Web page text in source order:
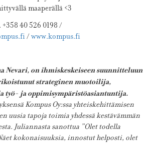
maaperällä <3
+358 40 526 0198 /
/ www.kompus.fi
Nevari, on ihmiskeskeiseen suunnitteluun
strateginen muotoilija,
työ- ja oppimisympäristöasiantuntija.
Kompus Oy:ssa yhteiskehittämisen
uusia tapoja toimia yhdessä kestävämmän
Juliannasta sanottua ”Olet todella
kokonaisuuksia, innostut helposti, olet